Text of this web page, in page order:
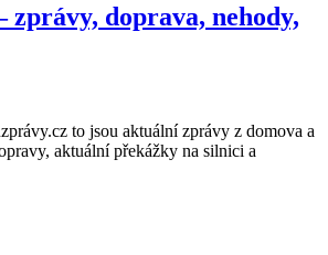
zprávy, doprava, nehody,
to jsou aktuální zprávy z domova a
aktuální překážky na silnici a